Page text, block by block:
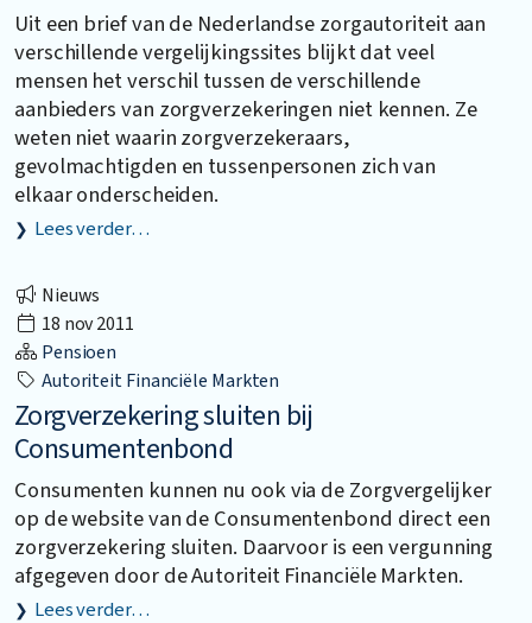
Uit een brief van de Nederlandse zorgautoriteit aan
verschillende vergelijkingssites blijkt dat veel
mensen het verschil tussen de verschillende
aanbieders van zorgverzekeringen niet kennen. Ze
weten niet waarin zorgverzekeraars,
gevolmachtigden en tussenpersonen zich van
elkaar onderscheiden.
Lees verder…
Nieuws
18 nov 2011
Pensioen
Autoriteit Financiële Markten
Zorgverzekering sluiten bij
Consumentenbond
Consumenten kunnen nu ook via de Zorgvergelijker
op de website van de Consumentenbond direct een
zorgverzekering sluiten. Daarvoor is een vergunning
afgegeven door de Autoriteit Financiële Markten.
Lees verder…